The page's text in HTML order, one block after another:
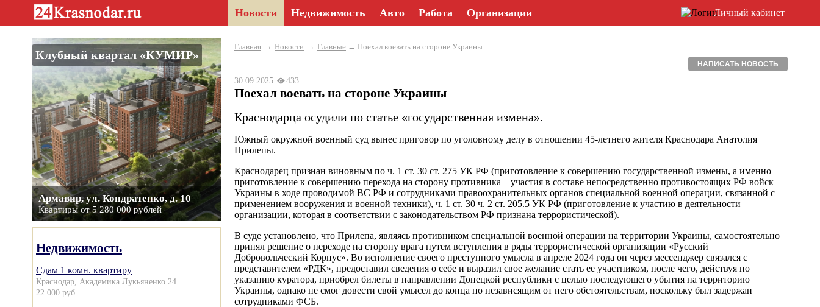
Новости Недвижимость Авто Работа Организации Личный кабинет
Клубный квартал «КУМИР»
Армавир, ул. Кондратенко, д. 10
Квартиры от 5 280 000 рублей
Недвижимость
Сдам 1 комн. квартиру
Краснодар, Академика Лукьяненко 24
22 000 руб
Главная → Новости → Главные → Поехал воевать на стороне Украины
НАПИСАТЬ НОВОСТЬ
30.09.2025 433
Поехал воевать на стороне Украины
Краснодарца осудили по статье «государственная измена».
Южный окружной военный суд вынес приговор по уголовному делу в отношении 45-летнего жителя Краснодара Анатолия
Прилепы.
Краснодарец признан виновным по ч. 1 ст. 30 ст. 275 УК РФ (приготовление к совершению государственной измены, а именно
приготовление к совершению перехода на сторону противника – участия в составе непосредственно противостоящих РФ войск
Украины в ходе проводимой ВС РФ и сотрудниками правоохранительных органов специальной военной операции, связанной с
применением вооружения и военной техники), ч. 1 ст. 30 ч. 2 ст. 205.5 УК РФ (приготовление к участию в деятельности
организации, которая в соответствии с законодательством РФ признана террористической).
В суде установлено, что Прилепа, являясь противником специальной военной операции на территории Украины, самостоятельно
принял решение о переходе на сторону врага путем вступления в ряды террористической организации «Русский
Добровольческий Корпус». Во исполнение своего преступного умысла в апреле 2024 года он через мессенджер связался с
представителем «РДК», предоставил сведения о себе и выразил свое желание стать ее участником, после чего, действуя по
указанию куратора, приобрел билеты в направлении Донецкой республики с целью последующего убытия на территорию
Украины, однако не смог довести свой умысел до конца по независящим от него обстоятельствам, поскольку был задержан
сотрудниками ФСБ.